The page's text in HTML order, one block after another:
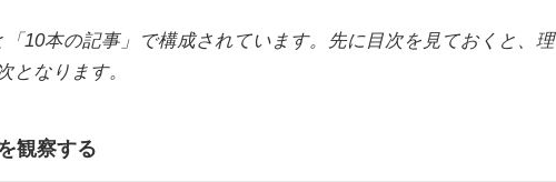
10本の記事」で構成されています。先に目次を見ておくと、理
となります。
観察する